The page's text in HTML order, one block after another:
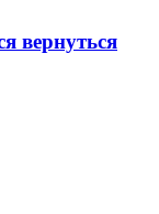
вернуться